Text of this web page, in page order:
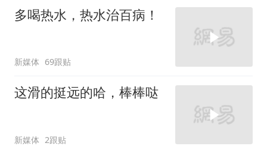
多喝热水，热水治百病！
新媒体 69跟贴
这滑的挺远的哈，棒棒哒
新媒体 2跟贴